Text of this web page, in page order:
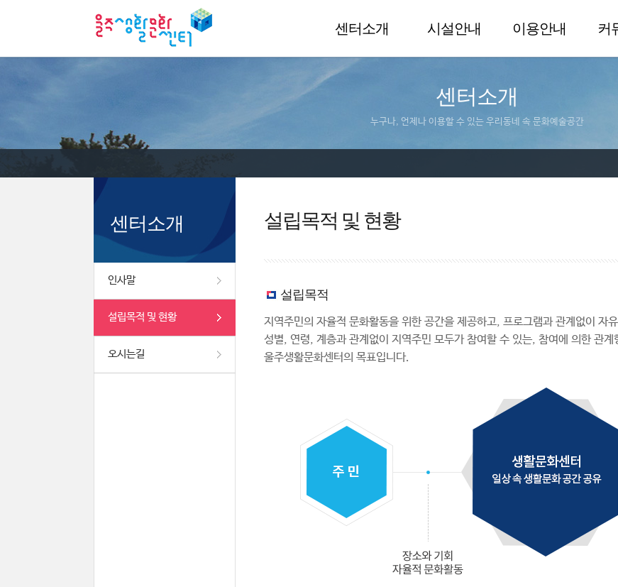
센터소개 시설안내 이용안내 커
센터소개
누구나, 언제나 이용할 수 있는 우리동네 속 문화예술공간
센터소개
인사말
설립목적 및 현황
오시는길
설립목적 및 현황
설립목적
지역주민의 자율적 문화활동을 위한 공간을 제공하고, 프로그램과 관계없이 자
성별, 연령, 계층과 관계없이 지역주민 모두가 참여할 수 있는, 참여에 의한 관계
울주생활문화센터의 목표입니다.